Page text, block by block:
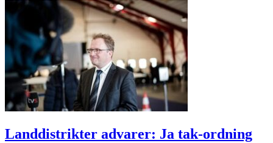
Landdistrikter advarer: Ja tak-ordning